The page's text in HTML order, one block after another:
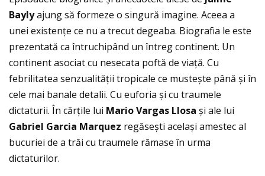
Baylyajung să formeze o singură imagine. Aceea a
unei existenţe ce nu a trecut degeaba. Biografia le este
prezentată ca întruchipând un întreg continent. Un
continent asociat cu nesecata poftă de viaţă. Cu
febrilitatea senzualităţii tropicale ce mustește până și în
cele mai banale detalii. Cu euforia și cu traumele
dictaturii. În cărţile lui Mario Vargas Llosa și ale lui
Gabriel Garcia Marquez regăsești același amestec al
bucuriei de a trăi cu traumele rămase în urma
dictaturilor.